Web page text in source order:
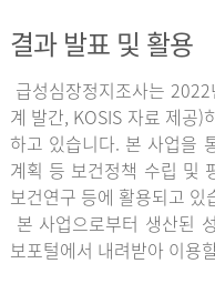
결과 발표 및 활용
급성심장정지조사는
계 발간, KOSIS 자료 제공)
하고 있습니다. 본 사업을
계획 등 보건정책 수립 및
보건연구 등에 활용되고 있
본 사업으로부터 생산된
보포털에서 내려받아 이용